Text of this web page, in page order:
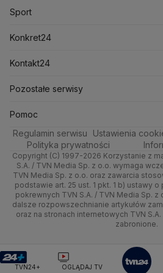
Mariusz Błaszczak
Mark Zuckerberg
Ministerstwo Aktywów Państwowych
Ministerstwo Infrastruktury
Ministerstwo Rolnictwa
Ministerstwo Rozwoju i Technologii
Ministerstwo Sportu i Turystyki
Ministerstwo Cyfryzacji
Ministerstwo Edukacji Narodowej
Ministerstwo Finansów
Ministerstwo Klimatu i Środowiska
Ministerstwo Nauki i Szkolnictwa
Ministerstwo Rodziny, Pracy i Polityki
Ministerstwo Spraw Zagranicznych
Sport
Zdrowie
Technologia
Quizy
Tematy
Newslettery
Ludzie Faktów
Katowice
Kraków
Poznań
Trójmiasto
Kielce
Kujawsko-pomorskie
Lublin
Lubuskie
Opole
Notowania
Pieniądze
Nieruchomości
Rynki
Dla firm
Handel
Ze świata
Tech
Moto
Turystyka
Pogoda godzinowa
Pogoda długoterminowa
Pogoda na jutro
Pogoda na weekend
Najnowsze
Polska
Prognoza
Świat
Nauka
Podróże
Sport
Piłka Nożna
Tenis
Kolarstwo
Skoki Narciarskie
Sporty zimowe
Lekkoatletyka
Siatkówka
F1
Konkret24
Najnowsze
Polska
Świat
Polityka
Zdrowie
Tech
Nauka
Kontakt24
Najnowsze
Gorące Tematy
Wyślij zgłoszenie
Pozostałe serwisy
TVN
Dzień Dobry TVN
Uwaga TVN
HGTV
TVN Turbo
TVN7
Pomoc
Centrum pomocy
Test zgodności
Oglądaj na TV
Zrealizuj voucher
Regulamin serwisu Ustawienia
Polityka prywatności
Copyright (C) 1997-2026 Korzystanie z
S.A. / TVN Media Sp. z o.o. wymaga
TVN Media Sp. z o.o. oraz zawarcia
podstawie art. 25 ust. 1 pkt. 1 b) ustawy
pokrewnych TVN S.A. / TVN Media Sp.
dalsze rozpowszechnianie artykułów
oraz na stronach internetowych TVN
zabronione.
TVN24+ OGLĄDAJ TV